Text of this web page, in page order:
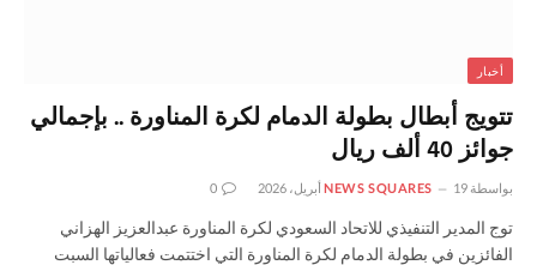
أخبار
تتويج أبطال بطولة الدمام لكرة المناورة .. بإجمالي
جوائز 40 ألف ريال
بواسطة NEWS SQUARES 19 أبريل، 2026 0
توج المدير التنفيذي للاتحاد السعودي لكرة المناورة عبدالعزيز الهزاني
الفائزين في بطولة الدمام لكرة المناورة التي اختتمت فعالياتها السبت